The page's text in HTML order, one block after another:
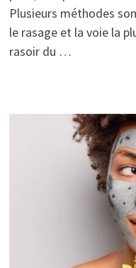
Plusieurs méthodes
le rasage et la voie la
rasoir du …